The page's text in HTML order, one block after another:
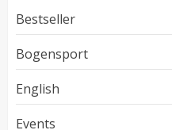
Bestseller
Bogensport
English
Events